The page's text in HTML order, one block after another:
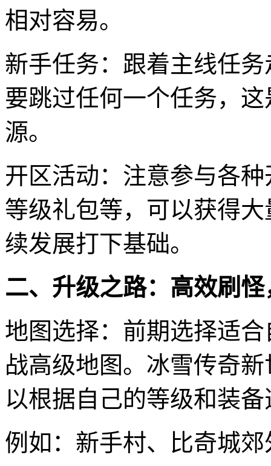
相对容易。
新手任务：跟着主线任
要跳过任何一个任务，
源。
开区活动：注意参与各
等级礼包等，可以获得
续发展打下基础。
二、升级之路：高效刷
地图选择：前期选择适
战高级地图。冰雪传奇
以根据自己的等级和装
例如：新手村、比奇城